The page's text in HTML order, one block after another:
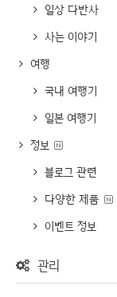
일상 다반사
사는 이야기
여행
국내 여행기
일본 여행기
정보
블로그 관련
다양한 제품
이벤트 정보
관리